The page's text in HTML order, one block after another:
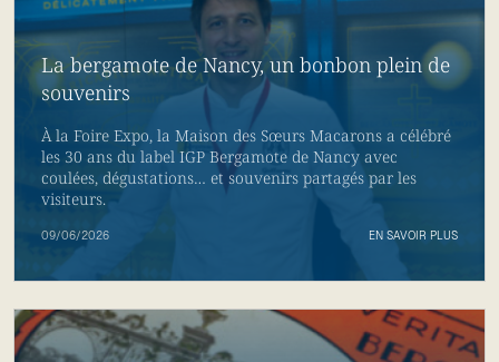
La bergamote de Nancy, un bonbon plein de
souvenirs
À la Foire Expo, la Maison des Sœurs Macarons a célébré
les 30 ans du label IGP Bergamote de Nancy avec
coulées, dégustations… et souvenirs partagés par les
visiteurs.
09/06/2026 EN SAVOIR PLUS